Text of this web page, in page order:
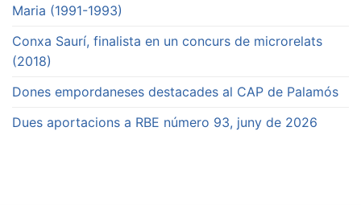
Maria (1991-1993)
Conxa Saurí, finalista en un concurs de microrelats
(2018)
Dones empordaneses destacades al CAP de Palamós
Dues aportacions a RBE número 93, juny de 2026